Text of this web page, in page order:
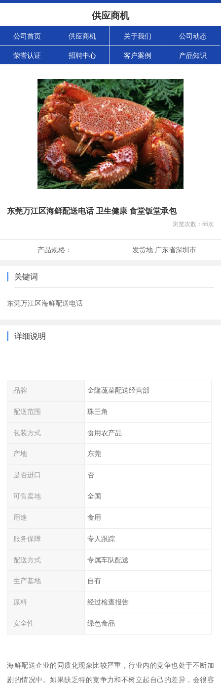
供应商机
公司首页 供应商机 关于我们 公司动态
荣誉认证 招聘中心 客户案例 产品知识
东莞万江区海鲜配送电话 卫生健康 食堂饭堂承包
浏览次数： 66次
产品规格： 发货地:广东省深圳市
关键词
东莞万江区海鲜配送电话
详细说明
品牌 金隆蔬菜配送经营部
配送范围 珠三角
包装方式 食用农产品
产地 东莞
是否进口 否
可售卖地 全国
用途 食用
服务保障 专人跟踪
配送方式 专属车队配送
生产基地 自有
原料 经过检查报告
安全性 绿色食品
海鲜配送企业的同质化现象比较严重，行业内的竞争也处于不断加
剧的情况中。如果缺乏特的竞争力和不树立起自己的差异，会很容